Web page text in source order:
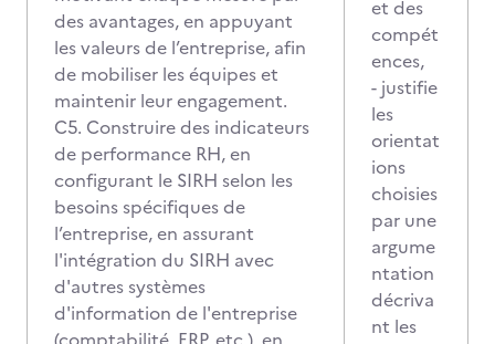
des avantages, en appuyant
les valeurs de l’entreprise, afin
de mobiliser les équipes et
maintenir leur engagement.
C5. Construire des indicateurs
de performance RH, en
configurant le SIRH selon les
besoins spécifiques de
l’entreprise, en assurant
l'intégration du SIRH avec
d'autres systèmes
d'information de l'entreprise
et des
compét
ences,
- justifie
les
orientat
ions
choisies
par une
argume
ntation
décriva
nt les